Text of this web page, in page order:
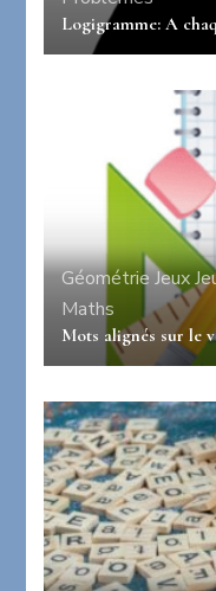
Logigramme: A
GéométrieJeux
Maths
Mots alignés sur le